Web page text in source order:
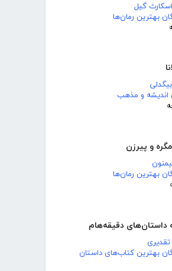
گیل
بهترین رمان‌ها
اندیشه و مذهب
و پیرزن
بهترین رمان‌ها
داستان‌های دقیقه‌هام
تقدیری
بهترین کتاب‌های داستان